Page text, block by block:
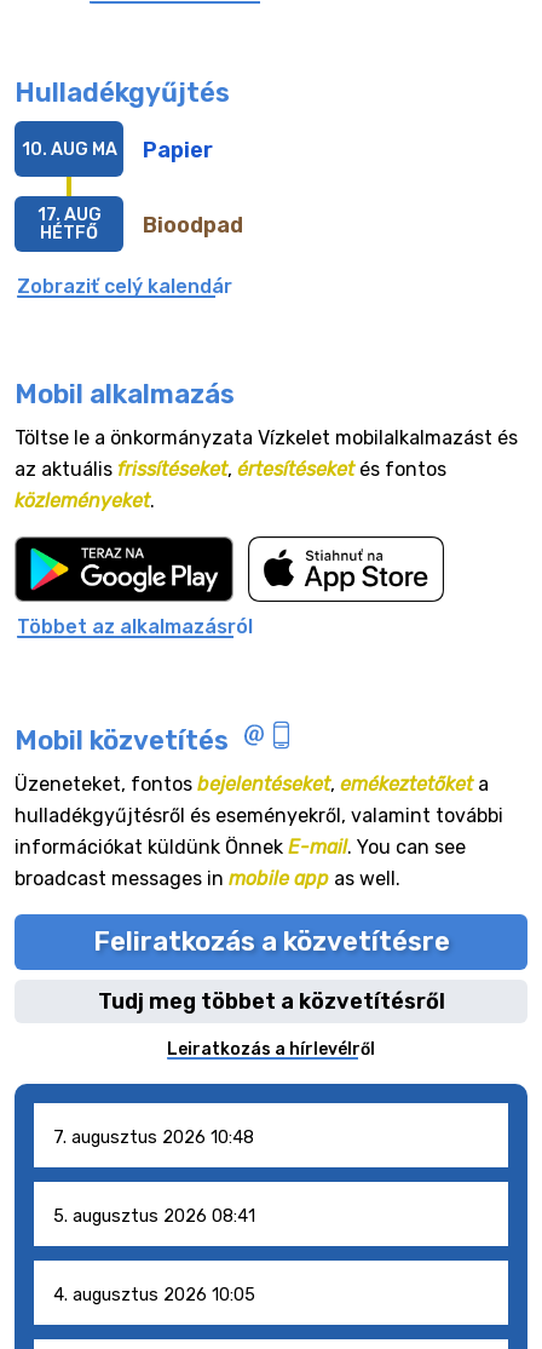
Hulladékgyűjtés
Papier
10. AUG MA
Bioodpad
17. AUG
HÉTFŐ
Zobraziť celý kalendár
Mobil alkalmazás
Töltse le a önkormányzata Vízkelet mobilalkalmazást és
az aktuális frissítéseket, értesítéseketés fontos
közleményeket.
Többet az alkalmazásról
Mobil közvetítés
Üzeneteket, fontos bejelentéseket, emékeztetőketa
hulladékgyűjtésről és eseményekről, valamint további
információkat küldünk Önnek E-mail. You can see
broadcast messages in mobile app as well.
Feliratkozás a közvetítésre
Tudj meg többet a közvetítésről
Leiratkozás a hírlevélről
7. augusztus 2026 10:48
5. augusztus 2026 08:41
4. augusztus 2026 10:05